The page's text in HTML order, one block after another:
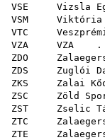
VSE Vizsla
VSM Viktória
VTC
VZA VZA .
ZDO
ZDS Zuglói
ZKS Zalai
ZSC Zöld
ZST Zselic
ZTC
ZTE